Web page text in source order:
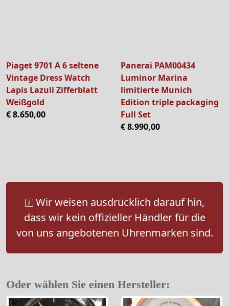
Piaget 9701 A 6 seltene
Vintage Dress Watch
Lapis Lazuli Zifferblatt
Weißgold
€ 8.650,00
Panerai PAM00434
Luminor Marina
limitierte Munich
Edition triple packaging
Full Set
€ 8.990,00
Wir weisen ausdrücklich darauf hin,
dass wir kein offizieller Händler für die
von uns angebotenen Uhrenmarken sind.
Oder wählen Sie einen Hersteller: